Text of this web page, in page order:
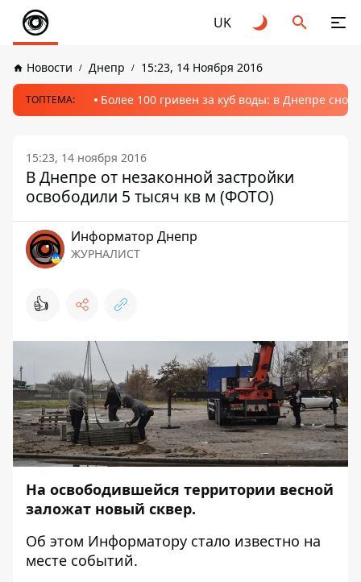
UK
Новости Днепр 15:23, 14 Ноября 2016
ТОПТЕМА: Более 100 гривен за куб воды: в Днепре
15:23, 14 ноября 2016
В Днепре от незаконной застройки
освободили 5 тысяч кв м (ФОТО)
Информатор Днепр
ЖУРНАЛИСТ
👍
На освободившейся территории весной
заложат новый сквер.
Об этом Информатору стало известно на
месте событий.